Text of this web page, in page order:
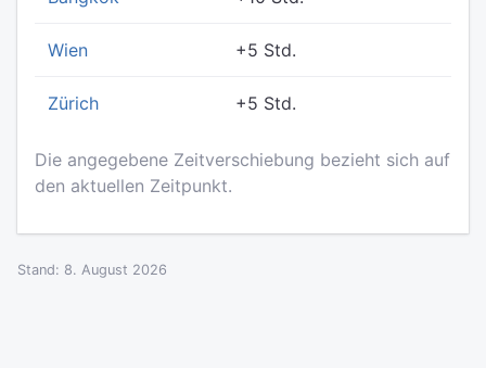
Wien +5 Std.
Zürich +5 Std.
Die angegebene Zeitverschiebung bezieht sich auf
den aktuellen Zeitpunkt.
Stand: 8. August 2026